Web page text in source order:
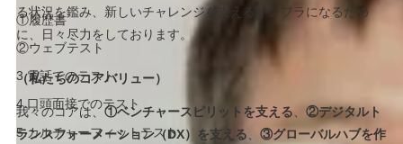
①履歴書
②ウェブテスト
3.電話でのテスト
4.口頭面接でのテスト
5.カルチャーフィットテスト
る状況を鑑み、新しいチャレンジを支えるインフラになるため
に、日々尽力をしております。
（私たちのコアバリュー）
我々のコアは、①ベンチャースピリットを支える、 ②デジタルト
ランスフォーメーション（DX）を支える、 ③グローバルハブを作